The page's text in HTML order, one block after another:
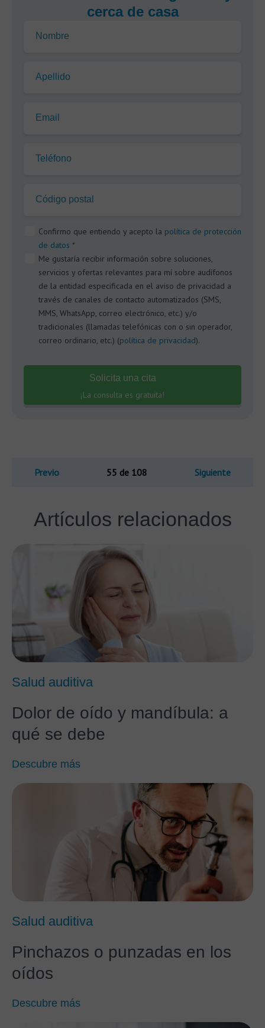
cerca de casa
Nombre
Apellido
Email
Teléfono
Código postal
Confirmo que entiendo y acepto la política de protección
de datos *
Me gustaría recibir información sobre soluciones,
servicios y ofertas relevantes para mí sobre audífonos
de la entidad especificada en el aviso de privacidad a
través de canales de contacto automatizados (SMS,
MMS, WhatsApp, correo electrónico, etc.) y/o
tradicionales (llamadas telefónicas con o sin operador,
correo ordinario, etc.) (política de privacidad).
Solicita una cita
¡La consulta es gratuita!
Previo 55 de 108 Siguiente
Artículos relacionados
Salud auditiva
Dolor de oído y mandíbula: a
qué se debe
Descubre más
Salud auditiva
Pinchazos o punzadas en los
oídos
Descubre más